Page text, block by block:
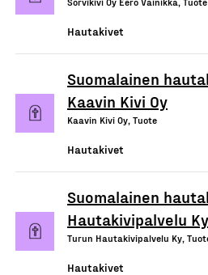
Hautakivet
Suomalainen
Kaavin Kivi Oy
Kaavin Kivi Oy, Tuote
Hautakivet
Suomalainen
Hautakivipalvelu Ky
Turun Hautakivipalvelu Ky,
Hautakivet